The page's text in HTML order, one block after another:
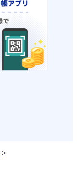
>